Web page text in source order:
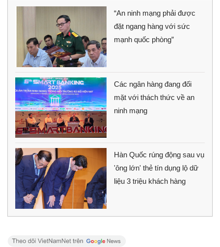
“An ninh mạng phải được
đặt ngang hàng với sức
mạnh quốc phòng”
Các ngân hàng đang đối
mặt với thách thức về an
ninh mạng
Hàn Quốc rúng động sau vụ
'ông lớn' thẻ tín dụng lộ dữ
liệu 3 triệu khách hàng